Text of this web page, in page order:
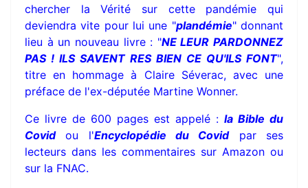
chercher la Vérité sur cette pandémie qui
deviendra vite pour lui une "plandémie" donnant
lieu à un nouveau livre : "NE LEUR PARDONNEZ
PAS ! ILS SAVENT RES BIEN CE QU'ILS FONT",
titre en hommage à Claire Séverac, avec une
préface de l'ex-députée Martine Wonner.
Ce livre de 600 pages est appelé : la Bible du
Covidou l'Encyclopédie du Covidpar ses
lecteurs dans les commentaires sur Amazon ou
sur la FNAC.